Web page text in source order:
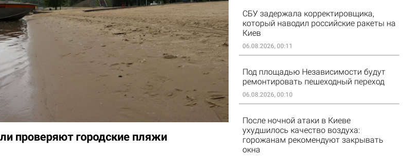
проверяют городские пляжи
СБУ задержала корректировщика,
который наводил российские ракеты на
Киев
06.08.2026, 00:11
Под площадью Независимости будут
ремонтировать пешеходный переход
06.08.2026, 00:10
После ночной атаки в Киеве
ухудшилось качество воздуха:
горожанам рекомендуют закрывать
окна